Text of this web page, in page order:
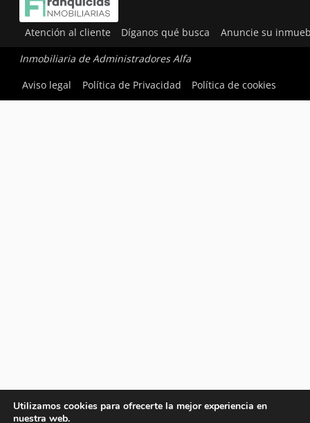
Atención al cliente Díganos qué busca Anuncie su
Inmobiliaria de Administradores Alfa
Aviso legal
Política de Privacidad Política de cookies
Utilizamos cookies para ofrecerte la mejor experiencia en
nuestra web.